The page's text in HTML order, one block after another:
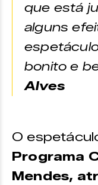
que está
alguns
bonito e
Alves
O
Programa
Mendes,